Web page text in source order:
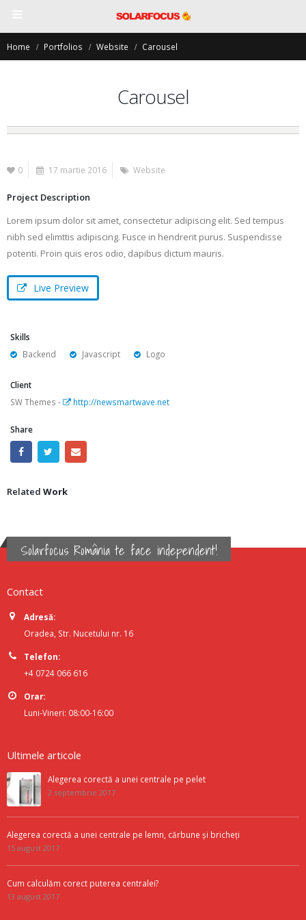
Home Portfolios Website Carousel
Carousel
0 17 martie 2016 Website
Project Description
Lorem ipsum dolor sit amet, consectetur adipiscing elit. Sed tempus
nibh sed elimttis adipiscing. Fusce in hendrerit purus. Suspendisse
potenti. Proin quis eros odio, dapibus dictum mauris.
Live Preview
Skills
Backend
Javascript Logo
Client
SW Themes -
http://newsmartwave.net
Share
Related Work
Solarfocus România te face independent!
Contact
Adresă:
Oradea, Str. Nucetului nr. 16
Telefon:
+4 0724 066 616
Orar:
Luni-Vineri: 08:00-16:00
Ultimele articole
Alegerea corectă a unei centrale pe pelet
2 septembrie 2017
Alegerea corectă a unei centrale pe lemn, cărbune și bricheți
15 august 2017
Cum calculăm corect puterea centralei?
13 august 2017